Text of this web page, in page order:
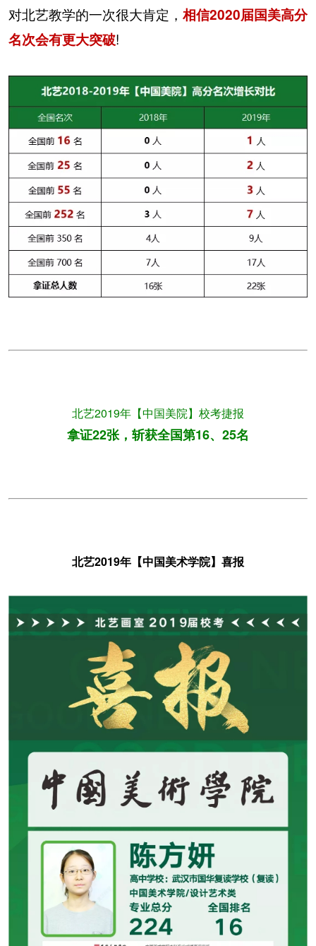
对北艺教学的一次很大肯定， 相信2020届国美高分
名次会有更大突破!
北艺2019年【中国美院】校考捷报
拿证22张，斩获全国第16、25名
北艺2019年【中国美术学院】喜报